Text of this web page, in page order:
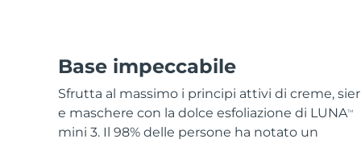
Base impeccabile
Sfrutta al massimo i principi attivi di creme,
e maschere con la dolce esfoliazione di LUNATM
mini 3. Il 98% delle persone ha notato un